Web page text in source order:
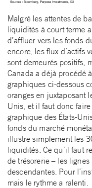
Malgré les attentes de
liquidités à court terme
d’affluer vers les fonds
encore, les flux d’actifs
sont demeurés positifs,
Canada a déjà procédé
graphiques ci-dessous
oranges en juxtaposant
Unis, et il faut donc
graphique des États-
fonds du marché
illustre simplement les
liquidités. Ce qu’il faut
de trésorerie – les
descendantes. Pour
mais le rythme a ralenti.